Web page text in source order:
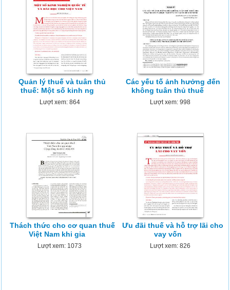
Quản lý thuế và tuân thủ
thuế: Một số kinh ng
Lượt xem: 864
Các yếu tố ảnh hưởng đến
không tuân thủ thuế
Lượt xem: 998
Thách thức cho cơ quan thuế
Việt Nam khi gia
Lượt xem: 1073
Ưu đãi thuế và hỗ trợ lãi cho
vay vốn
Lượt xem: 826